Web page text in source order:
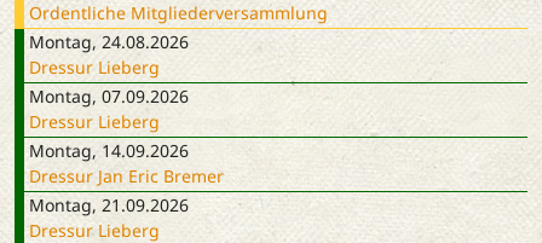
Ordentliche Mitgliederversammlung
Montag, 24.08.2026
Dressur Lieberg
Montag, 07.09.2026
Dressur Lieberg
Montag, 14.09.2026
Dressur Jan Eric Bremer
Montag, 21.09.2026
Dressur Lieberg